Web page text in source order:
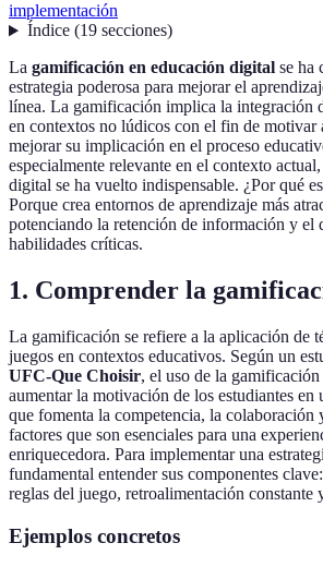
implementación
Índice(19 secciones)
La gamificación en educación digital se ha
estrategia poderosa para mejorar el
línea. La gamificación implica la integración
en contextos no lúdicos con el fin de motivar
mejorar su implicación en el proceso
especialmente relevante en el contexto
digital se ha vuelto indispensable. ¿Por qué
Porque crea entornos de aprendizaje más
potenciando la retención de información y el
habilidades críticas.
1. Comprender la
La gamificación se refiere a la aplicación de
juegos en contextos educativos. Según un
UFC-Que Choisir, el uso de la
aumentar la motivación de los estudiantes en
que fomenta la competencia, la colaboración
factores que son esenciales para una
enriquecedora. Para implementar una
fundamental entender sus componentes
reglas del juego, retroalimentación constante
Ejemplos concretos